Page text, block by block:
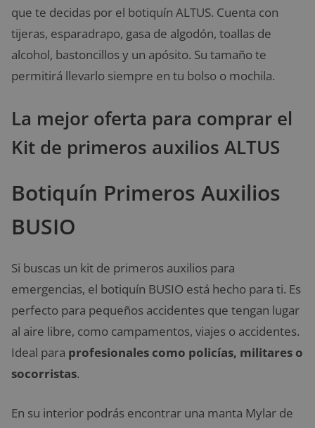
que te decidas por el botiquín ALTUS. Cuenta con
tijeras, esparadrapo, gasa de algodón, toallas de
alcohol, bastoncillos y un apósito. Su tamaño te
permitirá llevarlo siempre en tu bolso o mochila.
La mejor oferta para comprar el
Kit de primeros auxilios ALTUS
Botiquín Primeros Auxilios
BUSIO
Si buscas un kit de primeros auxilios para
emergencias, el botiquín BUSIO está hecho para ti. Es
perfecto para pequeños accidentes que tengan lugar
al aire libre, como campamentos, viajes o accidentes.
Ideal para profesionales como policías, militares o
socorristas.
En su interior podrás encontrar una manta Mylar de